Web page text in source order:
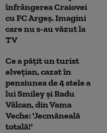
înfrângerea Craiovei
cu FC Argeș. Imagini
care nu s-au văzut la
TV
Ce a pățit un turist
elvețian, cazat în
pensiunea de 4 stele a
lui Smiley și Radu
Vâlcan, din Vama
Veche: 'Jecmăneală
totală!'